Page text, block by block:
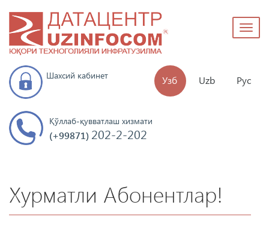
Узб Uzb Рус
Шахсий кабинет
Қўллаб-қувватлаш хизмати
(+99871) 202-2-202
Хурматли Абонентлар!